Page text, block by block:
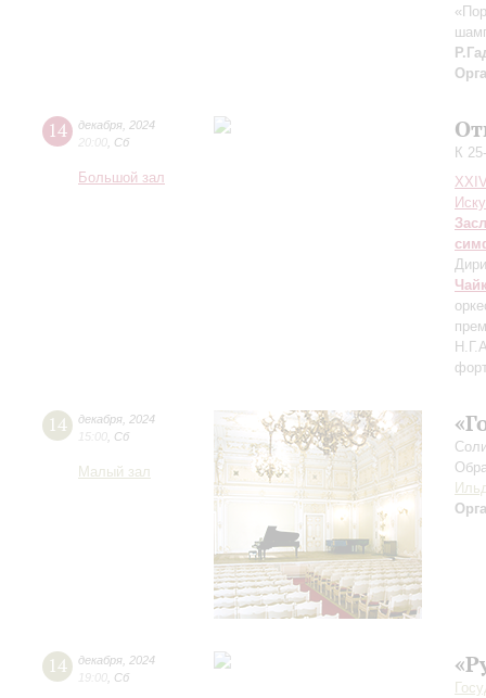
14 декабря 2024
20:00 Сб
Большой зал
К
14 декабря 2024
15:00 Сб
Малый зал
14 декабря 2024
19:00 Сб